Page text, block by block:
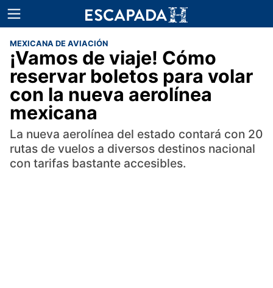
MEXICANA DE AVIACIÓN
¡Vamos de viaje! Cómo
reservar boletos para volar
con la nueva aerolínea
mexicana
La nueva aerolínea del estado contará con 20
rutas de vuelos a diversos destinos nacional
con tarifas bastante accesibles.